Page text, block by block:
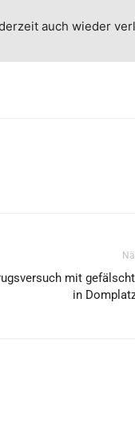
auch wieder
mit
in